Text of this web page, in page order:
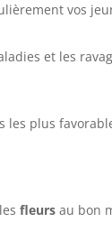
vos
et les
les plus
fleursau bon